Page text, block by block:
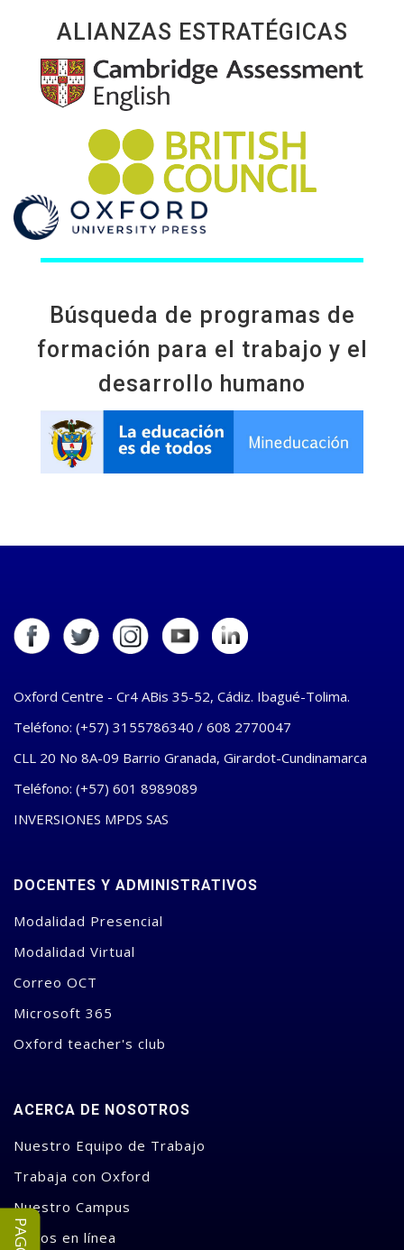
ALIANZAS ESTRATÉGICAS
Búsqueda de programas de
formación para el trabajo y el
desarrollo humano
Oxford Centre - Cr4 ABis 35-52, Cádiz. Ibagué-Tolima.
Teléfono: (+57) 3155786340 / 608 2770047
CLL 20 No 8A-09 Barrio Granada, Girardot-Cundinamarca
Teléfono: (+57) 601 8989089
INVERSIONES MPDS SAS
DOCENTES Y ADMINISTRATIVOS
Modalidad Presencial
Modalidad Virtual
Correo OCT
Microsoft 365
Oxford teacher's club
ACERCA DE NOSOTROS
Nuestro Equipo de Trabajo
Trabaja con Oxford
Nuestro Campus
Pagos en línea